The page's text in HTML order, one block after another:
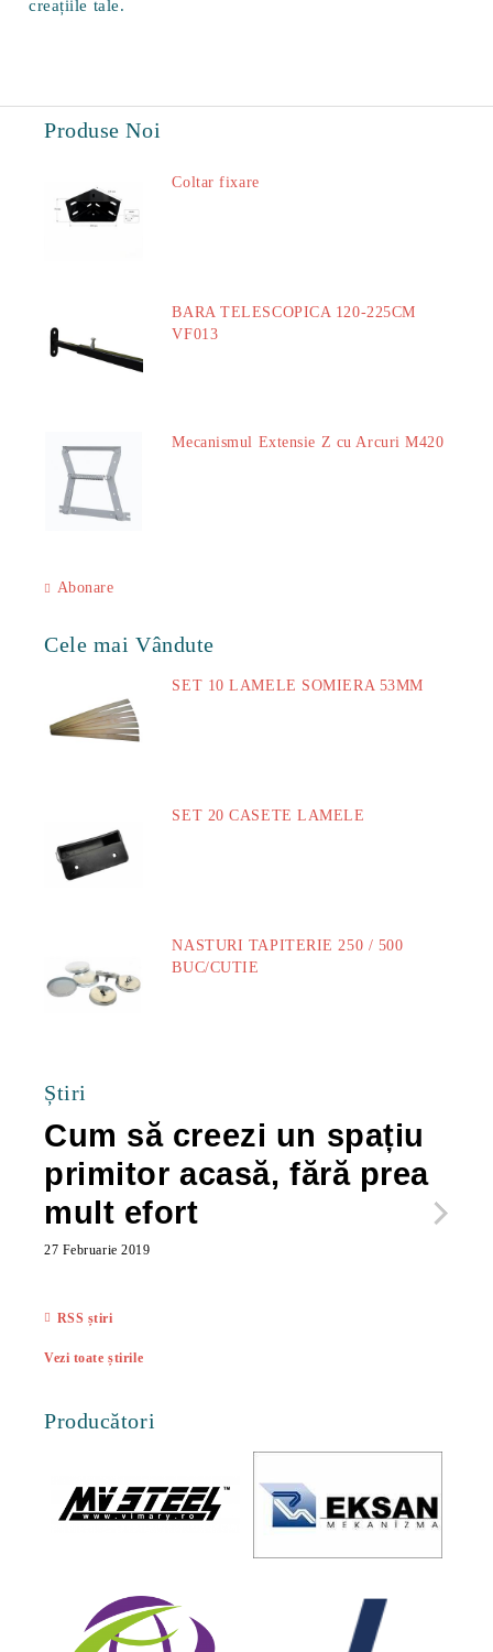
creațiile tale.
Produse Noi
Coltar fixare
BARA TELESCOPICA 120-225CM
VF013
Mecanismul Extensie Z cu Arcuri M420
Abonare
Cele mai Vândute
SET 10 LAMELE SOMIERA 53MM
SET 20 CASETE LAMELE
NASTURI TAPITERIE 250 / 500
BUC/CUTIE
Știri
Cum să creezi un spațiu
primitor acasă, fără prea
mult efort
27 Februarie 2019
RSS știri
Vezi toate știrile
Producători